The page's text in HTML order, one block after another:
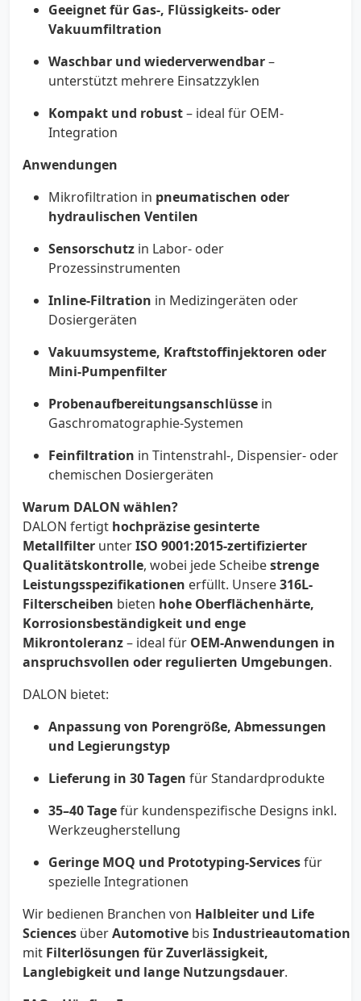
Geeignet für Gas-, Flüssigkeits- oder
Vakuumfiltration
Waschbar und wiederverwendbar–
unterstützt mehrere Einsatzzyklen
Kompakt und robust– ideal für OEM-
Integration
Anwendungen
Mikrofiltration in pneumatischen oder
hydraulischen Ventilen
Sensorschutz in Labor- oder
Prozessinstrumenten
Inline-Filtration in Medizingeräten oder
Dosiergeräten
Vakuumsysteme, Kraftstoffinjektoren oder
Mini-Pumpenfilter
Probenaufbereitungsanschlüsse in
Gaschromatographie-Systemen
Feinﬁltration in Tintenstrahl-, Dispensier- oder
chemischen Dosiergeräten
Warum DALON wählen?
DALON fertigt hochpräzise gesinterte
Metallfilter unterISO 9001:2015-zertifizierter
Qualitätskontrolle, wobei jede Scheibestrenge
Leistungsspezifikationen erfüllt. Unsere316L-
Filterscheiben bieten hohe Oberflächenhärte,
Korrosionsbeständigkeit und enge
Mikrontoleranz– ideal für OEM-Anwendungen in
anspruchsvollen oder regulierten Umgebungen.
DALON bietet:
Anpassung von Porengröße, Abmessungen
und Legierungstyp
Lieferung in 30 Tagen für Standardprodukte
35–40 Tagefür kundenspezifische Designs inkl.
Werkzeugherstellung
Geringe MOQ und Prototyping-Servicesfür
spezielle Integrationen
Wir bedienen Branchen von Halbleiter und Life
Sciences überAutomotive bis Industrieautomation
mit Filterlösungen für Zuverlässigkeit,
Langlebigkeit und lange Nutzungsdauer.